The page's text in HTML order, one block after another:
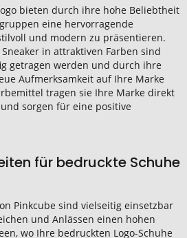
bieten durch ihre hohe Beliebtheit
eine hervorragende
und modern zu präsentieren.
in attraktiven Farben sind
getragen werden und durch ihre
Aufmerksamkeit auf Ihre Marke
tragen sie Ihre Marke direkt
sorgen für eine positive
für bedruckte Schuhe
Pinkcube sind vielseitig einsetzbar
und Anlässen einen hohen
wo Ihre bedruckten Logo-Schuhe